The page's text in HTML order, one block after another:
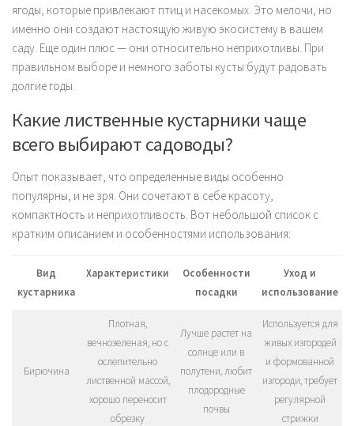
ягоды, которые привлекают птиц и насекомых. Это мелочи, но
именно они создают настоящую живую экосистему в вашем
саду. Еще один плюс — они относительно неприхотливы. При
правильном выборе и немного заботы кусты будут радовать
долгие годы.
Какие лиственные кустарники чаще
всего выбирают садоводы?
Опыт показывает, что определенные виды особенно
популярны, и не зря. Они сочетают в себе красоту,
компактность и неприхотливость. Вот небольшой список с
кратким описанием и особенностями использования:
Вид
кустарника
Характеристики
Особенности
посадки
Уход и
использование
Бирючина
Плотная,
вечнозеленая, но с
ослепительно
лиственной массой,
хорошо переносит
обрезку
Лучше растет на
солнце или в
полутени, любит
плодородные
почвы
Используется для
живых изгородей
и формованной
изгороди, требует
регулярной
стрижки